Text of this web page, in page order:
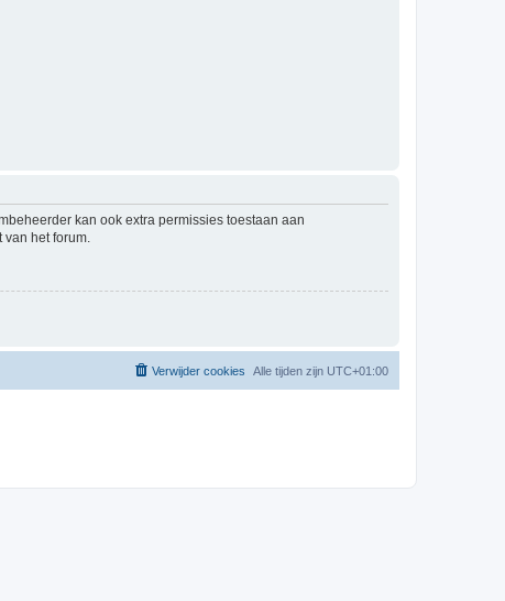
kan ook extra permissies toestaan aan
het forum.
Alle tijden zijn UTC+01:00
Verwijder cookies